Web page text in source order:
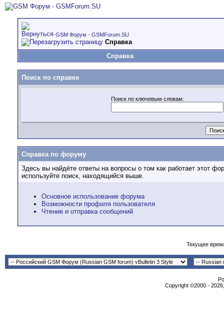
GSM Форум - GSMForum.SU
Справка
Справка
Поиск по справке
Поиск по ключевым словам:
Справка по форуму
Здесь вы найдёте ответы на вопросы о том как работает этот
используйте поиск, находящийся выше.
Основное использование форума
Возможности профиля пользователя
Чтение и отправка сообщений
Текущее
Copyright ©2000 -